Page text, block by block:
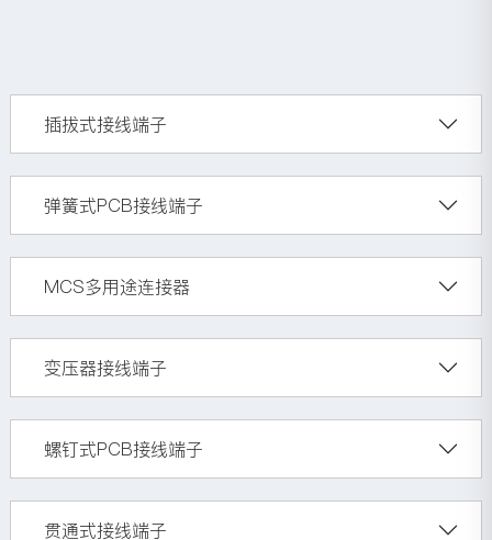
插拔式接线端子
弹簧式PCB接线端子
MCS多用途连接器
变压器接线端子
螺钉式PCB接线端子
贯通式接线端子